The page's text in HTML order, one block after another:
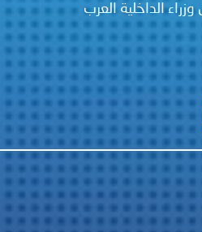
الداخلية العرب